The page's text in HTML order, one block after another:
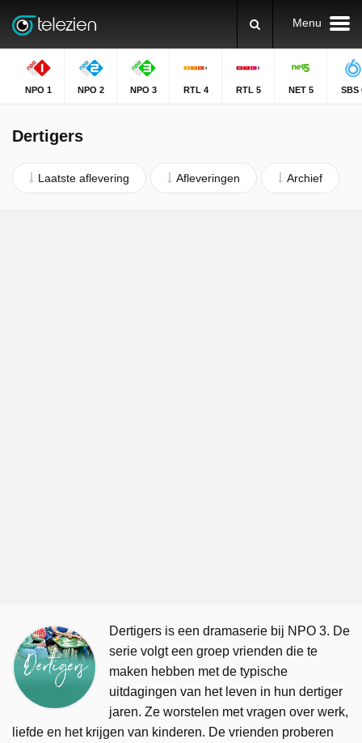
Menu
NPO 1 NPO 2 NPO 3 RTL 4 RTL 5 NET 5 SBS
Dertigers
Laatste aflevering Afleveringen Archief
Dertigers is een dramaserie bij NPO 3. De
serie volgt een groep vrienden die te
maken hebben met de typische
uitdagingen van het leven in hun dertiger
jaren. Ze worstelen met vragen over werk,
liefde en het krijgen van kinderen. De vrienden proberen